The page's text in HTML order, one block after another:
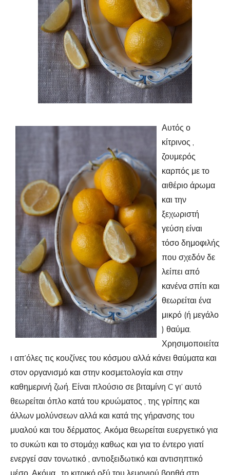
Αυτός ο
κίτρινος ,
ζουμερός
καρπός με το
αιθέριο άρωμα
και την
ξεχωριστή
γεύση είναι
τόσο δημοφιλής
που σχεδόν δε
λείπει από
κανένα σπίτι και
θεωρείται ένα
μικρό (ή μεγάλο
) θαύμα.
Χρησιμοποιείτα
ι απ’όλες τις κουζίνες του κόσμου αλλά κάνει θαύματα και
στον οργανισμό και στην κοσμετολογία και στην
καθημερινή ζωή. Είναι πλούσιο σε βιταμίνη C γι’ αυτό
θεωρείται όπλο κατά του κρυώματος , της γρίπης και
άλλων μολύνσεων αλλά και κατά της γήρανσης του
μυαλού και του δέρματος. Ακόμα θεωρείται ευεργετικό για
το συκώτι και το στομάχι καθως και για το έντερο γιατί
ενεργεί σαν τονωτικό , αντιοξειδωτικό και αντισηπτικό